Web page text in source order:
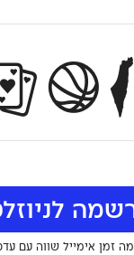
זמן אימייל שווה עם